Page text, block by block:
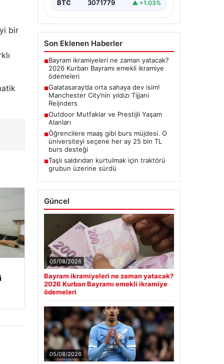
bir
BTC 3071779 ▲ +1.03%
Son Eklenen Haberler
■Bayram ikramiyeleri ne zaman yatacak?
2026 Kurban Bayramı emekli ikramiye
ödemeleri
■Galatasaray’da orta sahaya dev isim!
Manchester City’nin yıldızı Tijjani
Reijnders
■Outdoor Mutfaklar ve Prestijli Yaşam
Alanları
■Öğrencilere maaş gibi burs müjdesi. O
üniversiteyi seçene her ay 25 bin TL
burs desteği
■Taşlı saldırıdan kurtulmak için traktörü
grubun üzerine sürdü
Güncel
05/08/2026
Bayram ikramiyeleri ne zaman yatacak?
2026 Kurban Bayramı emekli ikramiye
ödemeleri
05/08/2026